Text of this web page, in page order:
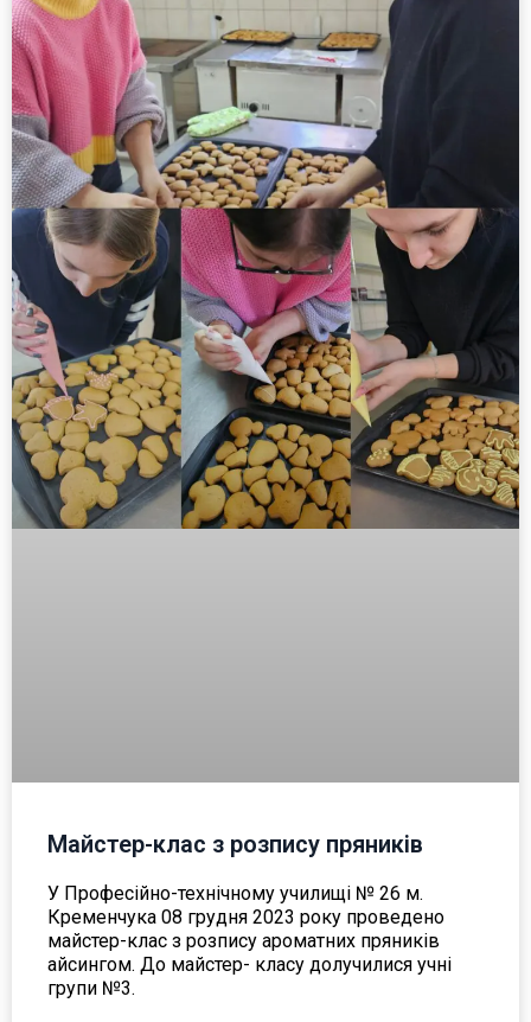
Майстер-клас з розпису пряників
У Професійно-технічному училищі № 26 м.
Кременчука 08 грудня 2023 року проведено
майстер-клас з розпису ароматних пряників
айсингом. До майстер- класу долучилися учні
групи №3.